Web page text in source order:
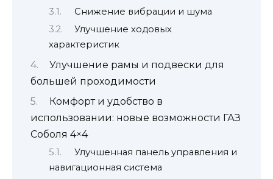
Снижение вибрации и шума
Улучшение ходовых
характеристик
Улучшение рамы и подвески для
большей проходимости
Комфорт и удобство в
использовании: новые возможности ГАЗ
Соболя 4×4
Улучшенная панель управления и
навигационная система